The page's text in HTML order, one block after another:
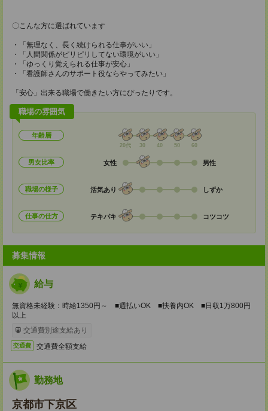
〇こんな方に選ばれています
・「無理なく、長く続けられる仕事がいい」
・「人間関係がピリピリしてない環境がいい」
・「ゆっくり覚えられる仕事が安心」
・「看護師さんのサポート役ならやってみたい」
「安心」出来る職場で働きたい方にぴったりです。
職場の雰囲気
年齢層
20代 30 40 50 60
男女比率 女性 男性
職場の様子 活気あり しずか
仕事の仕方 テキパキ コツコツ
募集情報
給与
無資格未経験：時給1350円～ ■週払いOK ■扶養内OK ■日収1万800円
以上
交通費別途支給あり
交通費 交通費全額支給
勤務地
京都市下京区